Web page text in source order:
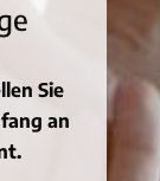
Sie
an